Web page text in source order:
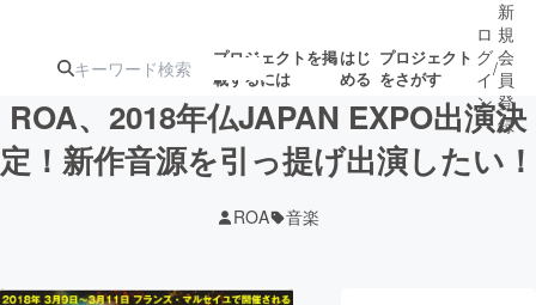
プロジェクトを掲
載するには
はじ
める
プロジェクト
をさがす
ジェクト
募集終了が近いプ
ロジェクト
ロ
グ
イ
ン
/
新
規
会
員
登
録
ROA、2018年仏JAPAN EXPO出演決
定！新作音源を引っ提げ出演したい！
ROA 音楽